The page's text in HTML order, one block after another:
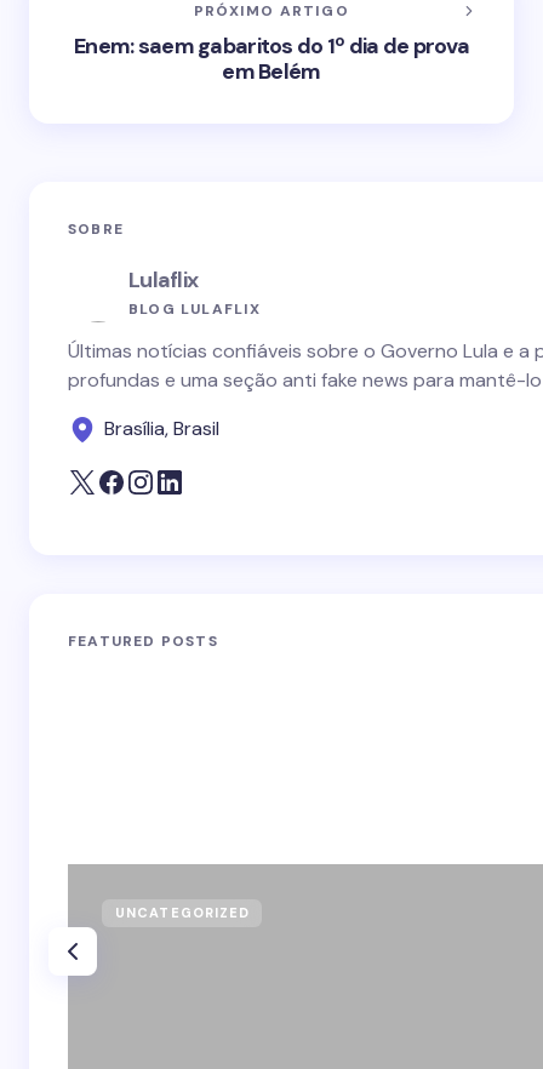
PRÓXIMO ARTIGO
Enem: saem gabaritos do 1º dia de prova
em Belém
SOBRE
Lulaflix
BLOG LULAFLIX
Últimas notícias confiáveis sobre o Governo Lula e
profundas e uma seção anti fake news para mantê-
Brasília, Brasil
FEATURED POSTS
UNCATEGORIZED